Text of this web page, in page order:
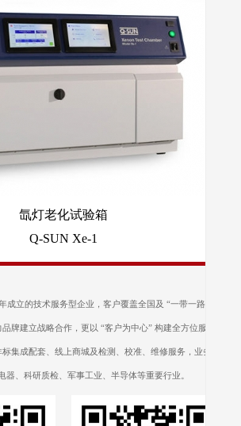
氙灯老化试验箱
Q-SUN Xe-1
成立的技术服务型企业，客户覆盖全国及 “一带一路” 沿线
牌建立战略合作，更以 “客户为中心” 构建全方位服务体
集成配套、线上商城及检测、校准、维修服务，业务遍及
器、科研质检、军事工业、半导体等重要行业。